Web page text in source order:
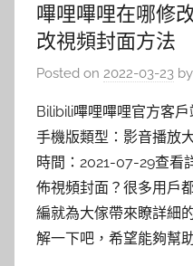
嗶哩嗶哩在哪修
改視頻封面方法
Posted on 2022-03-23 by
Bilibili嗶哩嗶哩官方客
手機版類型：影音播放
時間：2021-07-29查看
佈視頻封面？很多用戶
編就為大傢帶來瞭詳細
解一下吧，希望能夠幫